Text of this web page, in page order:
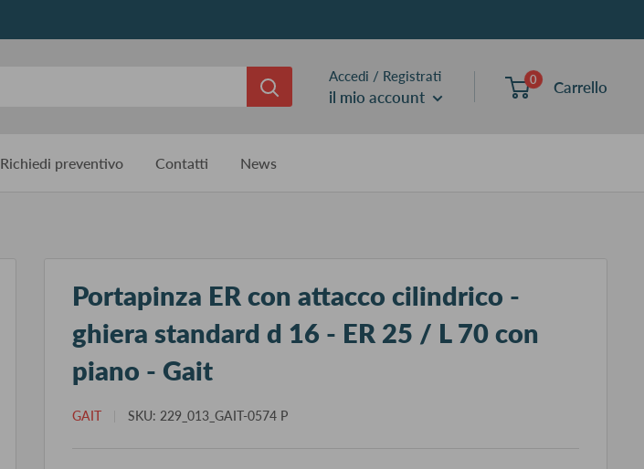
Accedi / Registrati
il mio account
0 Carrello
Richiedi preventivo Contatti News
Portapinza ER con attacco cilindrico -
ghiera standard d 16 - ER 25 / L 70 con
piano - Gait
GAIT SKU: 229_013_GAIT-0574 P